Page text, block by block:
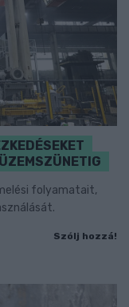
folyamatait,
Szólj hozzá!